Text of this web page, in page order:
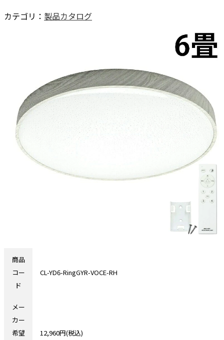
カテゴリ： 製品カタログ
商品
コー
ド
CL-YD6-RingGYR-VOCE-RH
メー
カー
希望
12,960円(税込)